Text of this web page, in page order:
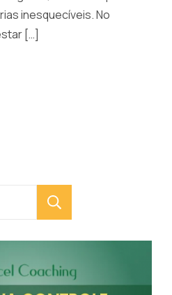
inesquecíveis. No
[…]